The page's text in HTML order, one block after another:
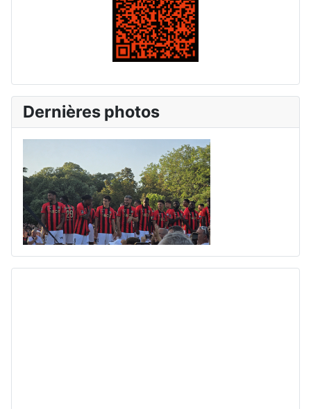
Dernières photos